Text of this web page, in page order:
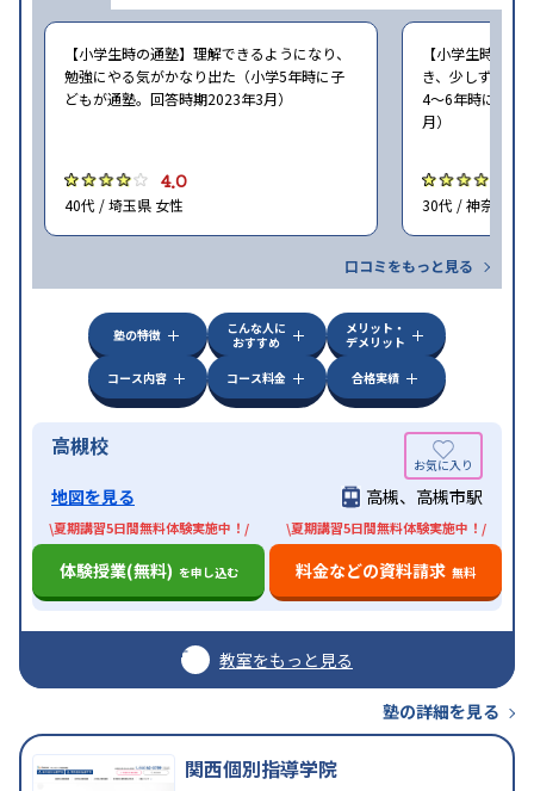
【小学生時の通塾】理解できるようになり、
勉強にやる気がかなり出た（小学5年時に子
どもが通塾。回答時期2023年3月）
4.0
40代 / 埼玉県 女性
【小学生時の通
き、少しずつ成
4〜6年時に子ど
月）
30代 / 神奈川県
口コミをもっと見る
塾の特徴
こんな人に
おすすめ
メリット・
デメリット
コース内容
コース料金 合格実績
高槻校
地図を見る 高槻、高槻市駅
\夏期講習5日間無料体験実施中！/
体験授業(無料) を申し込む
\夏期講習5日間無料体験実施中！/
料金などの資料請求 無料
教室をもっと見る
塾の詳細を見る
関西個別指導学院